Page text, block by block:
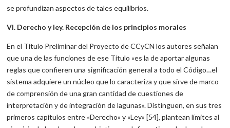
se profundizan aspectos de tales equilibrios.
VI. Derecho y ley. Recepción de los principios morales
En el Título Preliminar del Proyecto de CCyCN los autores señalan
que una de las funciones de ese Título «es la de aportar algunas
reglas que confieren una significación general a todo el Código…el
sistema adquiere un núcleo que lo caracteriza y que sirve de marco
de comprensión de una gran cantidad de cuestiones de
interpretación y de integración de lagunas». Distinguen, en sus tres
primeros capítulos entre «Derecho» y «Ley» [54], plantean límites al